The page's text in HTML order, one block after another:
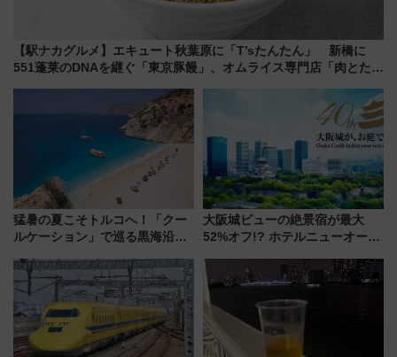
【駅ナカグルメ】エキュート秋葉原に「T’sたんたん」 新橋に
551蓬莱のDNAを継ぐ「東京豚饅」、オムライス専門店「肉とたま
猛暑の夏こそトルコへ！「クー
ルケーション」で巡る黒海沿岸
連検索数が前年比237％増、ナ
ショジオも認める『2026年に訪
れるべき世界の旅先』
大阪城ビューの絶景宿が最大
52%オフ!? ホテルニューオータ
ール」で秋の関西旅を豪華にす
る方法（8月20日まで！）